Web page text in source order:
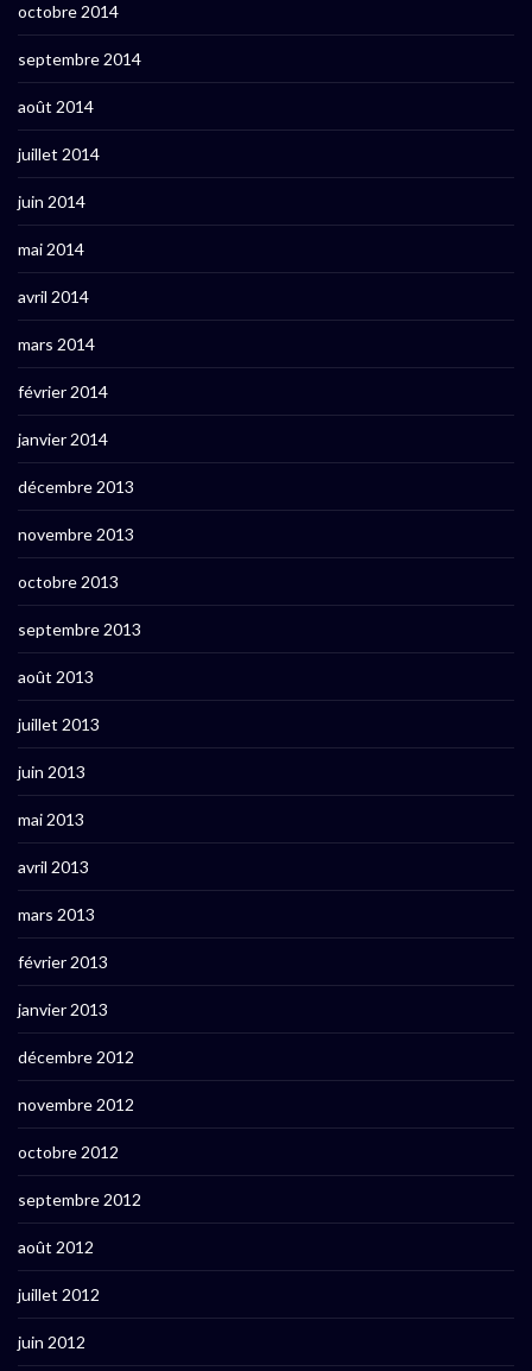
octobre 2014
septembre 2014
août 2014
juillet 2014
juin 2014
mai 2014
avril 2014
mars 2014
février 2014
janvier 2014
décembre 2013
novembre 2013
octobre 2013
septembre 2013
août 2013
juillet 2013
juin 2013
mai 2013
avril 2013
mars 2013
février 2013
janvier 2013
décembre 2012
novembre 2012
octobre 2012
septembre 2012
août 2012
juillet 2012
juin 2012